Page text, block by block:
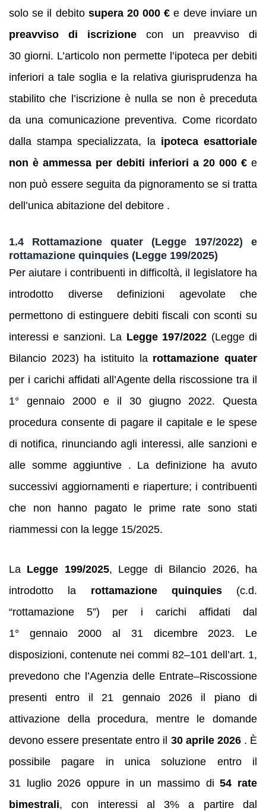
solo se il debito supera 20 000 € e deve inviare un
preavviso di iscrizionecon un preavviso di
30 giorni. L’articolo non permette l’ipoteca per debiti
inferiori a tale soglia e la relativa giurisprudenza ha
stabilito che l’iscrizione è nulla se non è preceduta
da una comunicazione preventiva. Come ricordato
dalla stampa specializzata, la ipoteca esattoriale
non è ammessa per debiti inferiori a 20 000 € e
non può essere seguita da pignoramento se si tratta
dell’unica abitazione del debitore .
1.4 Rottamazione quater (Legge 197/2022) e
rottamazione quinquies (Legge 199/2025)
Per aiutare i contribuenti in difficoltà, il legislatore ha
introdotto diverse definizioni agevolate che
permettono di estinguere debiti fiscali con sconti su
interessi e sanzioni. La Legge 197/2022 (Legge di
Bilancio 2023) ha istituito la rottamazione quater
per i carichi affidati all’Agente della riscossione tra il
1° gennaio 2000 e il 30 giugno 2022. Questa
procedura consente di pagare il capitale e le spese
di notifica, rinunciando agli interessi, alle sanzioni e
alle somme aggiuntive . La definizione ha avuto
successivi aggiornamenti e riaperture; i contribuenti
che non hanno pagato le prime rate sono stati
riammessi con la legge 15/2025.
La Legge 199/2025, Legge di Bilancio 2026, ha
introdotto la rottamazione quinquies(c.d.
“rottamazione 5”) per i carichi affidati dal
1° gennaio 2000 al 31 dicembre 2023. Le
disposizioni, contenute nei commi 82–101 dell’art. 1,
prevedono che l’Agenzia delle Entrate–Riscossione
presenti entro il 21 gennaio 2026 il piano di
attivazione della procedura, mentre le domande
devono essere presentate entro il 30 aprile 2026. È
possibile pagare in unica soluzione entro il
31 luglio 2026 oppure in un massimo di54 rate
bimestrali, con interessi al 3% a partire dal